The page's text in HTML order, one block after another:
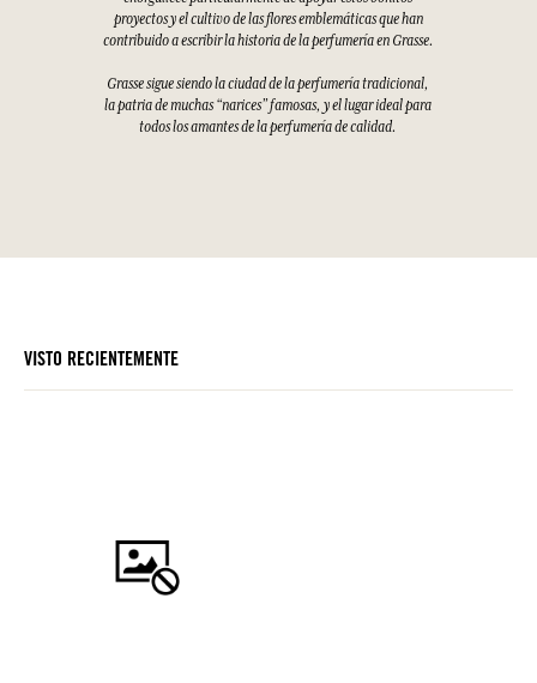
proyectos y el cultivo de las flores emblemáticas que han
contribuido a escribir la historia de la perfumería en Grasse.
Grasse sigue siendo la ciudad de la perfumería tradicional,
la patria de muchas “narices” famosas, y el lugar ideal para
todos los amantes de la perfumería de calidad.
VISTO RECIENTEMENTE